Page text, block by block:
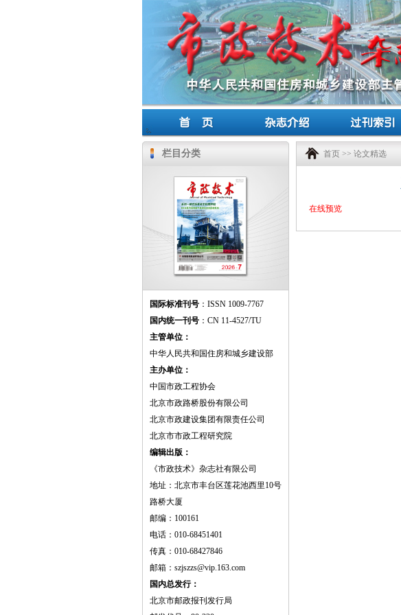
栏目分类
国际标准刊号 ：ISSN 1009-7767
国内统一刊号 ：CN 11-4527/TU
主管单位：
中华人民共和国住房和城乡建设部
主办单位：
中国市政工程协会
北京市政路桥股份有限公司
北京市政建设集团有限责任公司
北京市市政工程研究院
编辑出版：
《市政技术》杂志社有限公司
地址：北京市丰台区莲花池西里10号
路桥大厦
邮编：100161
电话：010-68451401
传真：010-68427846
邮箱：szjszzs@vip.163.com
国内总发行：
北京市邮政报刊发行局
首页 >> 论文精选
在线预览